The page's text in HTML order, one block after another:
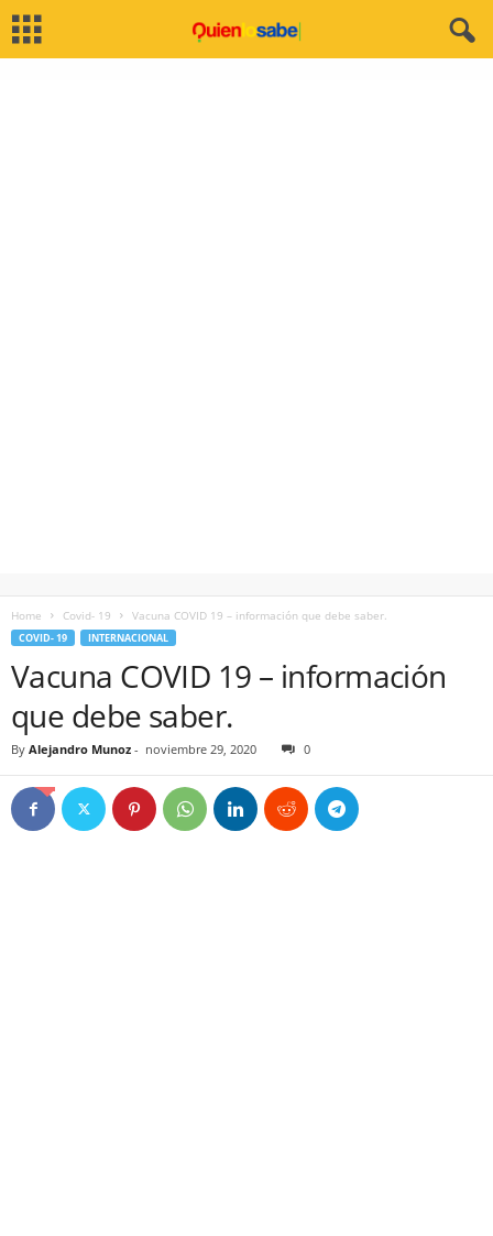
Home Covid- 19 Vacuna COVID 19 – información que debe saber.
COVID- 19 INTERNACIONAL
Vacuna COVID 19 – información
que debe saber.
By Alejandro Munoz - noviembre 29, 2020 0